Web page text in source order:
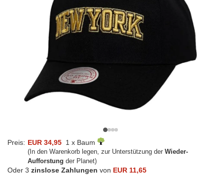
Preis: EUR 34,95 1 x Baum
(In den Warenkorb legen, zur Unterstützung der Wieder-
Aufforstung der Planet)
Oder 3 zinslose Zahlungen von EUR 11,65